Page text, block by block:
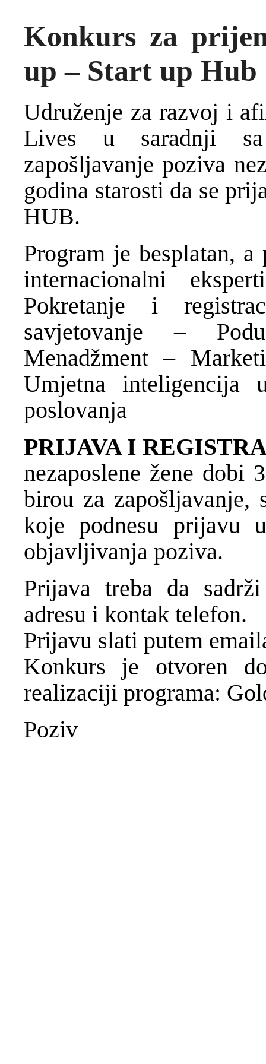
Konkurs za
up – Start up Hub
Udruženje za razvoj i
Lives u saradnji sa
zapošljavanje poziva
godina starosti da se
HUB.
Program je besplatan,
internacionalni
Pokretanje i
savjetovanje –
Menadžment –
Umjetna inteligencija
poslovanja
PRIJAVA I
nezaposlene žene dobi
birou za zapošljavanje,
koje podnesu prijavu
objavljivanja poziva.
Prijava treba da
adresu i kontak telefon.
Prijavu slati putem
Konkurs je otvoren
realizaciji programa:
Poziv